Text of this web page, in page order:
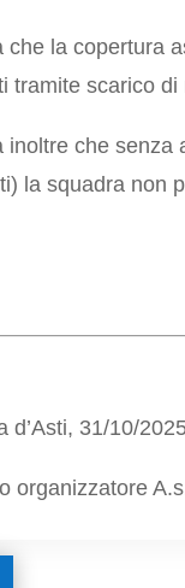
che la copertura
tramite scarico
inoltre che senza
la squadra non
d’Asti, 31/10/
organizzatore